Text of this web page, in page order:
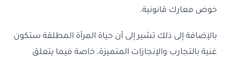
خوض معارك قانونية.
بالإضافة إلى ذلك تشير إلى أن حياة المرأة المطلقة ستكون
غنية بالتجارب والإنجازات المتميزة، خاصة فيما يتعلق